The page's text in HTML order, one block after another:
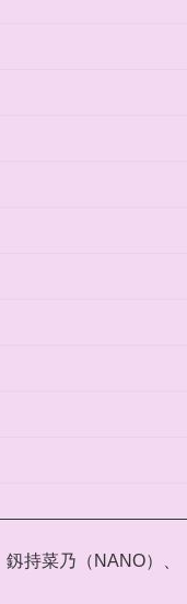
持菜乃（NANO）、